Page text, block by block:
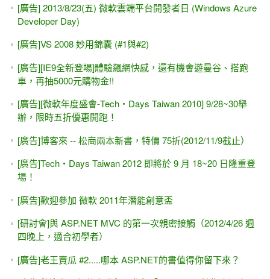
[廣告] 2013/8/23(五) 微軟雲端平台開發者日 (Windows Azure
Developer Day)
[廣告]VS 2008 妙用錦囊 (#1與#2)
[廣告][IE9全新登場]體驗飆網快感，還有機​會遊曼谷、搭跑
車，再​抽5000元購物金!​!
[廣告][微軟年度盛會-Tech‧Days Taiwan 2010] 9/28~30舉
辦，限時五折優惠開跑！
[廣告]博客來 -- 松崗兩本新書，特價 75折(2012/11/9截止）
[廣告]Tech‧Days Taiwan 2012 即將於 9 月 18~20 日隆重登
場！
[廣告]歡迎參加 微軟 2011年潛能創意盃
[研討會]與 ASP.NET MVC 的第一次親密接觸（2012/4/26 週
四晚上，適合初學者）
[廣告]老王賣瓜 #2.....哪本 ASP.NET的書值得你留下來？